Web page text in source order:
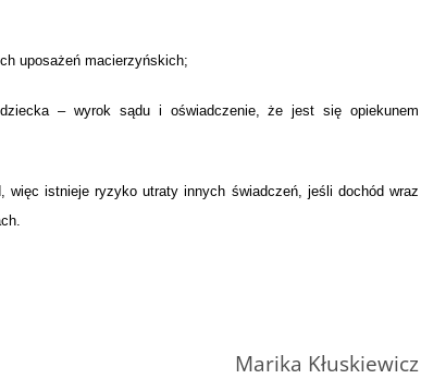
uposażeń macierzyńskich;
– wyrok sądu i oświadczenie, że jest się opiekunem
istnieje ryzyko utraty innych świadczeń, jeśli dochód wraz
Marika Kłuskiewicz